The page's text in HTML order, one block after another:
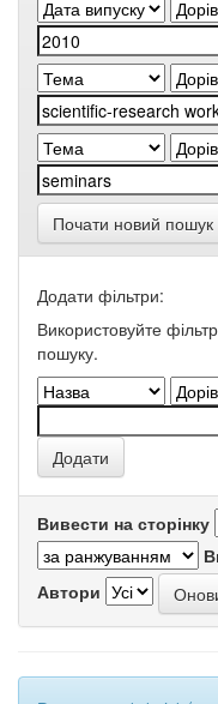
Почати новий пошук
Додати фільтри:
Використовуйте
пошуку.
Вивести на сторінку
Автори